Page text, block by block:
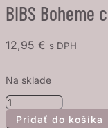
BIBS Boheme
12,95 € s DPH
Na sklade
množstvo
BIBS
Pridať do košíka